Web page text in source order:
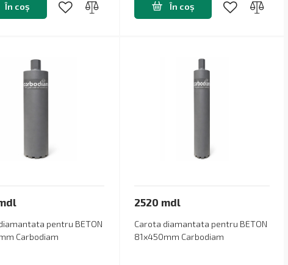
În coș În coș
pentru BETON
Carbodiam
2520 mdl
Carota diamantata pentru BETON
81x450mm Carbodiam